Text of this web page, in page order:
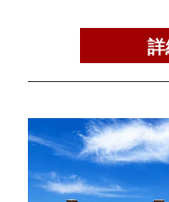
詳